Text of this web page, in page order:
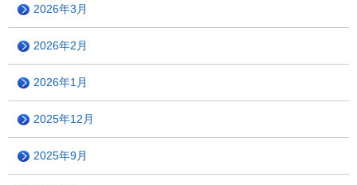
2026年3月
2026年2月
2026年1月
2025年12月
2025年9月